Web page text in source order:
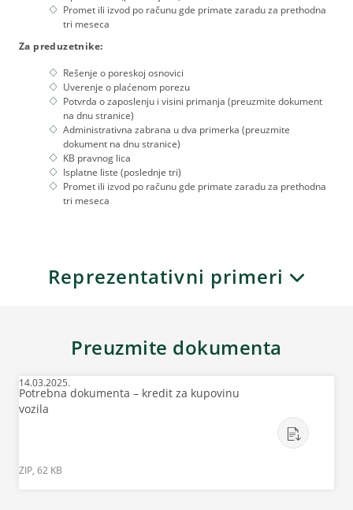
Promet ili izvod po računu gde primate zaradu za prethodna
tri meseca
Za preduzetnike:
Rešenje o poreskoj osnovici
Uverenje o plaćenom porezu
Potvrda o zaposlenju i visini primanja (preuzmite dokument
na dnu stranice)
Administrativna zabrana u dva primerka (preuzmite
dokument na dnu stranice)
KB pravnog lica
Isplatne liste (poslednje tri)
Promet ili izvod po računu gde primate zaradu za prethodna
tri meseca
Reprezentativni primeri
Preuzmite dokumenta
14.03.2025.
Potrebna dokumenta – kredit za kupovinu
vozila
ZIP, 62 KB